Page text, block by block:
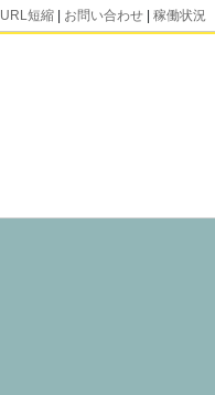
URL短縮 お問い合わせ 稼働状況